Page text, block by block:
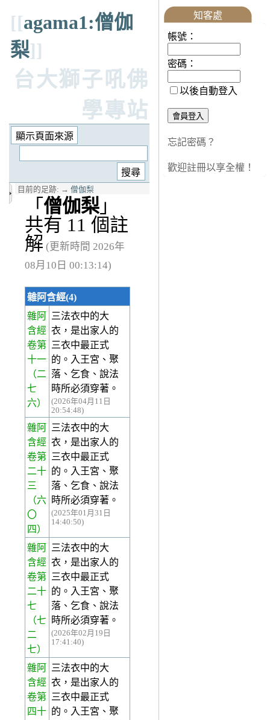
[[agama1:僧伽
梨]]
台大獅子吼佛
學專站
目前的足跡: → 僧伽梨
「 僧伽梨 」
共有 11 個註
解 (更新時間 2026年
08月10日 00:13:14)
雜阿含經(4)
雜阿
含經
卷第
十一
（二
七
六）
三法衣中的大
衣，是出家人的
三衣中最正式
的。入王宮、聚
落、乞食、說法
時所必須穿著。
(2026年04月11日
20:54:48)
雜阿
含經
卷第
二十
三
（六
〇
四）
三法衣中的大
衣，是出家人的
三衣中最正式
的。入王宮、聚
落、乞食、說法
時所必須穿著。
(2025年01月31日
14:40:50)
雜阿
含經
卷第
二十
七
（七
二
七）
三法衣中的大
衣，是出家人的
三衣中最正式
的。入王宮、聚
落、乞食、說法
時所必須穿著。
(2026年02月19日
17:41:40)
雜阿
含經
卷第
四十
三法衣中的大
衣，是出家人的
三衣中最正式
的。入王宮、聚
知客處
帳號：
密碼：
以後自動登入
忘記密碼？
歡迎註冊以享全權！